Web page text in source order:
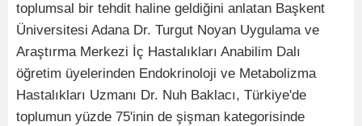
toplumsal bir tehdit haline geldiğini anlatan Başkent
Üniversitesi Adana Dr. Turgut Noyan Uygulama ve
Araştırma Merkezi İç Hastalıkları Anabilim Dalı
öğretim üyelerinden Endokrinoloji ve Metabolizma
Hastalıkları Uzmanı Dr. Nuh Baklacı, Türkiye'de
toplumun yüzde 75'inin de şişman kategorisinde